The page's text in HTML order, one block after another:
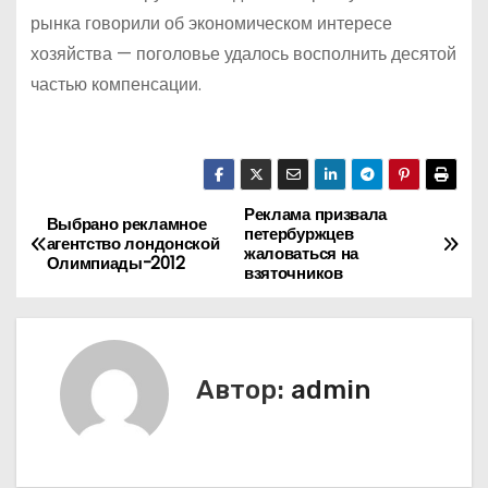
рынка говорили об экономическом интересе
хозяйства — поголовье удалось восполнить десятой
частью компенсации.
Н
а
в
Реклама призвала
петербуржцев
жаловаться на
взяточников
Выбрано рекламное
агентство лондонской
Олимпиады-2012
Автор: admin